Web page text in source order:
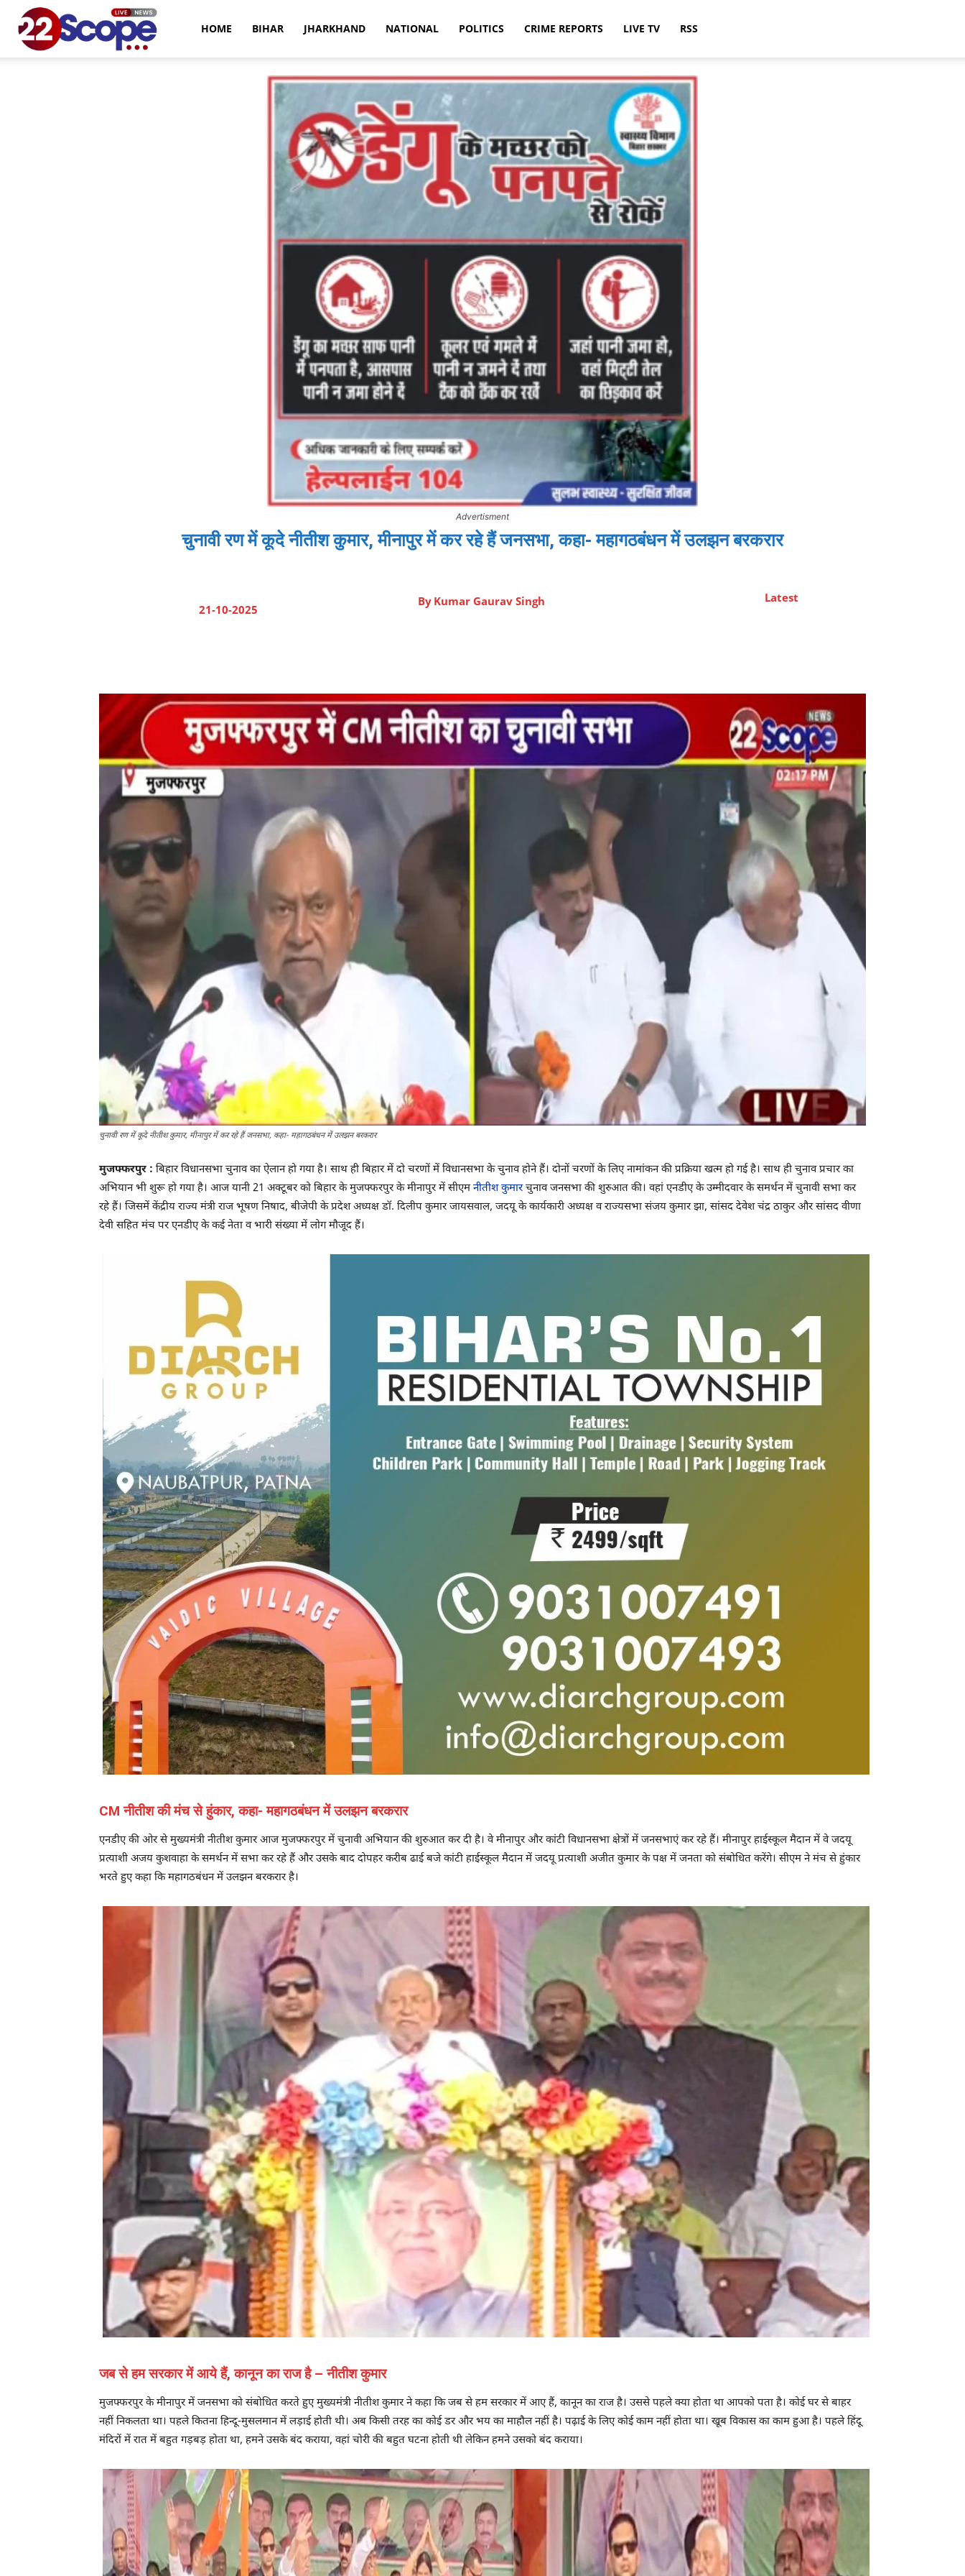
HOME BIHAR JHARKHAND NATIONAL POLITICS CRIME REPORTS LIVE TV RSS
Advertisment
चुनावी रण में कूदे नीतीश कुमार, मीनापुर में कर रहे हैं जनसभा, कहा- महागठबंधन में उलझन बरकरार
21-10-2025
By Kumar Gaurav Singh Latest
चुनावी रण में कूदे नीतीश कुमार, मीनापुर में कर रहे हैं जनसभा, कहा- महागठबंधन में उलझन बरकरार
मुजफ्फरपुर : बिहार विधानसभा चुनाव का ऐलान हो गया है। साथ ही बिहार में दो चरणों में विधानसभा के चुनाव होने हैं। दोनों चरणों के लिए नामांकन की प्रक्रिया खत्म हो गई है। साथ ही चुनाव प्रचार का
अभियान भी शुरू हो गया है। आज यानी 21 अक्टूबर को बिहार के मुजफ्फरपुर के मीनापुर में सीएमनीतीश कुमारचुनाव जनसभा की शुरुआत की। वहां एनडीए के उम्मीदवार के समर्थन में चुनावी सभा कर
रहे हैं। जिसमें केंद्रीय राज्य मंत्री राज भूषण निषाद, बीजेपी के प्रदेश अध्यक्ष डॉ. दिलीप कुमार जायसवाल, जदयू के कार्यकारी अध्यक्ष व राज्यसभा संजय कुमार झा, सांसद देवेश चंद्र ठाकुर और सांसद वीणा
देवी सहित मंच पर एनडीए के कई नेता व भारी संख्या में लोग मौजूद हैं।
CM नीतीश की मंच से हुंकार, कहा- महागठबंधन में उलझन बरकरार
एनडीए की ओर से मुख्यमंत्री नीतीश कुमार आज मुजफ्फरपुर में चुनावी अभियान की शुरुआत कर दी है। वे मीनापुर और कांटी विधानसभा क्षेत्रों में जनसभाएं कर रहे हैं। मीनापुर हाईस्कूल मैदान में वे जदयू
प्रत्याशी अजय कुशवाहा के समर्थन में सभा कर रहे हैं और उसके बाद दोपहर करीब ढाई बजे कांटी हाईस्कूल मैदान में जदयू प्रत्याशी अजीत कुमार के पक्ष में जनता को संबोधित करेंगे। सीएम ने मंच से हुंकार
भरते हुए कहा कि महागठबंधन में उलझन बरकरार है।
जब से हम सरकार में आये हैं, कानून का राज है – नीतीश कुमार
मुजफ्फरपुर के मीनापुर में जनसभा को संबोधित करते हुए मुख्यमंत्री नीतीश कुमार ने कहा कि जब से हम सरकार में आए हैं, कानून का राज है। उससे पहले क्या होता था आपको पता है। कोई घर से बाहर
नहीं निकलता था। पहले कितना हिन्दू-मुसलमान में लड़ाई होती थी। अब किसी तरह का कोई डर और भय का माहौल नहीं है। पढ़ाई के लिए कोई काम नहीं होता था। खूब विकास का काम हुआ है। पहले हिंदू
मंदिरों में रात में बहुत गड़बड़ होता था, हमने उसके बंद कराया, वहां चोरी की बहुत घटना होती थी लेकिन हमने उसको बंद कराया।